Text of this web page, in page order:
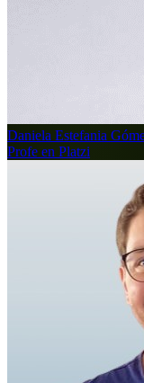
Daniela Estefania
Profe en Platzi